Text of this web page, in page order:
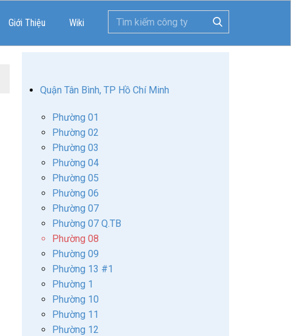
Giới Thiệu Wiki
Quận Tân Bình, TP Hồ Chí Minh
Phường 01
Phường 02
Phường 03
Phường 04
Phường 05
Phường 06
Phường 07
Phường 07 Q.TB
Phường 08
Phường 09
Phường 13 #1
Phường 1
Phường 10
Phường 11
Phường 12